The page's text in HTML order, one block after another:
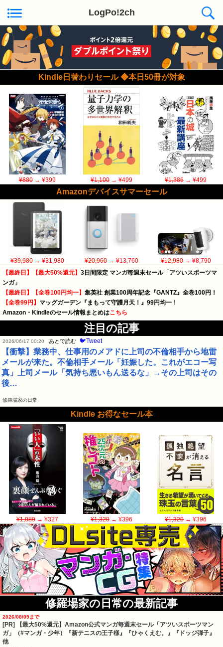
LogPo!2ch
Kindle日替わりセール ◆本日50冊が対象
¥880→ ¥399 ¥1,100→ ¥499 ¥1,386→ ¥499
Amazonデバイスサマーセール
¥39,980→ ¥31,980 ¥20,960→ ¥13,760 ¥12,980→ ¥8,790
【最終日】【最大50%還元】 3日間限定 マンガ毎週末セール「アツいスポーツマ
ンガ」
【最終日】【全巻100円均一】 集英社 創業100周年記念『GANTZ』全巻100円！
【全巻99円】 マッグガーデン『まもって守護月天！』99円均一！
Amazon・Kindleのセール情報まとめはこちら
注目の記事
2026/06/17 00:20 あとで読む 🐦Tweet
【衝撃】業務中、仕事用のメアドに上司の不倫相手から地雷
メールが来た。不倫相手メール「妊娠した。これがエコー写
真」上司メール「気持ち悪いもん送るな」→その上司はその
後…
修羅場家の日常
Kindle お得なセール本
¥1,089→ ¥327 ¥1,320→ ¥396 ¥1,320→ ¥396
修羅場家の日常の最新記事
2026/08/09まで
[PR]
【最大50%還元】Amazon公式マンガ毎週末セール「アツいスポーツマン
ガ」（#マンガ・少年）『新テニスの王子様』『ひゃくえむ。』『ドッジ弾子』
他